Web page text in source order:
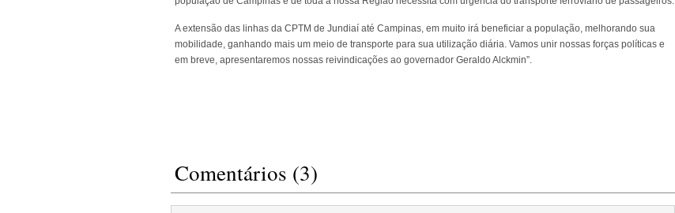
A extensão das linhas da CPTM de Jundiaí até Campinas, em muito irá beneficiar a população, melhorando sua
mobilidade, ganhando mais um meio de transporte para sua utilização diária. Vamos unir nossas forças políticas e
em breve, apresentaremos nossas reivindicações ao governador Geraldo Alckmin”.
Comentários (3)